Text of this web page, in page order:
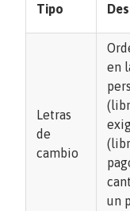
Tipo
Letras
de
cambio
en
un